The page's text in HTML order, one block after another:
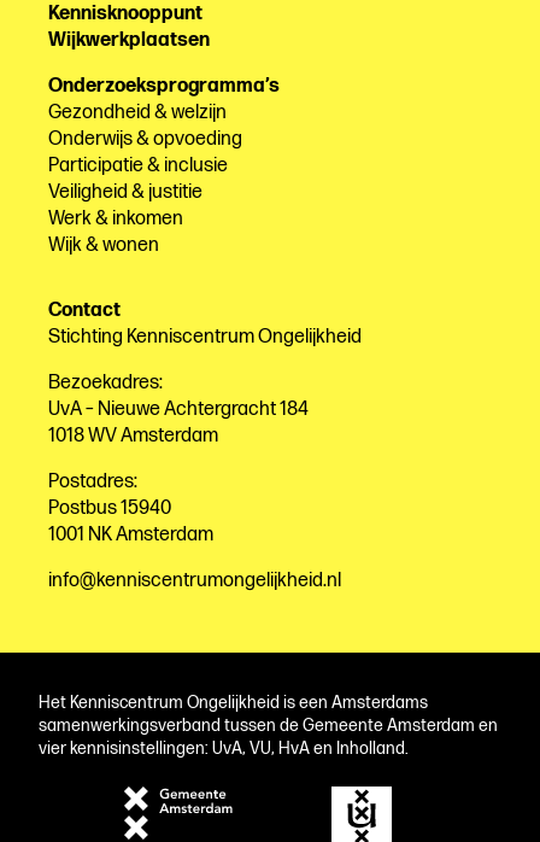
Kennisknooppunt
Wijkwerkplaatsen
Onderzoeksprogramma’s
Gezondheid & welzijn
Onderwijs & opvoeding
Participatie & inclusie
Veiligheid & justitie
Werk & inkomen
Wijk & wonen
Contact
Stichting Kenniscentrum Ongelijkheid
Bezoekadres:
UvA – Nieuwe Achtergracht 184
1018 WV Amsterdam
Postadres:
Postbus 15940
1001 NK Amsterdam
info@kenniscentrumongelijkheid.nl
Het Kenniscentrum Ongelijkheid is een Amsterdams
samenwerkingsverband tussen de Gemeente Amsterdam en
vier kennisinstellingen: UvA, VU, HvA en Inholland.